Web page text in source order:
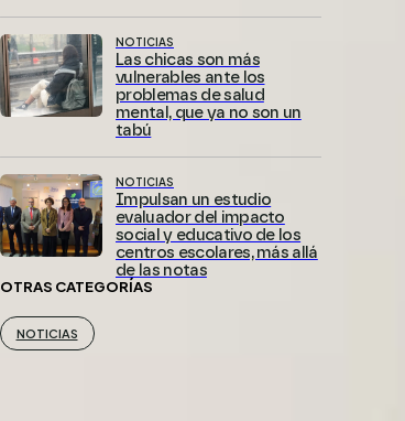
NOTICIAS
Las chicas son más
vulnerables ante los
problemas de salud
mental, que ya no son un
tabú
NOTICIAS
Impulsan un estudio
evaluador del impacto
social y educativo de los
centros escolares, más allá
de las notas
OTRAS CATEGORÍAS
NOTICIAS